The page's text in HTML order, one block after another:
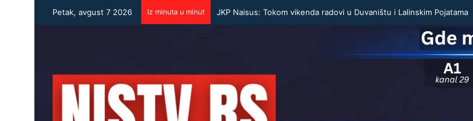
Petak, avgust 7 2026 Iz minuta u minut JKP Naisus: Tokom vikenda radovi u Duvaništu i Lalinskim Pojatama